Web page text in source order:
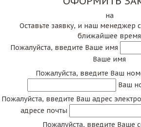
на
Оставьте заявку, и наш менеджер
ближайшее время
Пожалуйста, введите Ваше имя
Ваше имя
Пожалуйста, введите Ваш
Ваш
Пожалуйста, введите Ваш адрес
адресе почты
Пожалуйста, введите Ваше